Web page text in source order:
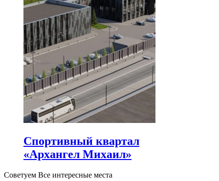
Спортивный квартал
«Архангел Михаил»
Советуем Все интересные места